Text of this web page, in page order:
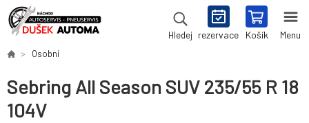
Hledej rezervace Košík Menu
Osobní
Sebring All Season SUV 235/55 R 18
104V